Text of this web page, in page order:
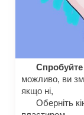
Спробуйте
можливо, ви
якщо ні,
Оберніть